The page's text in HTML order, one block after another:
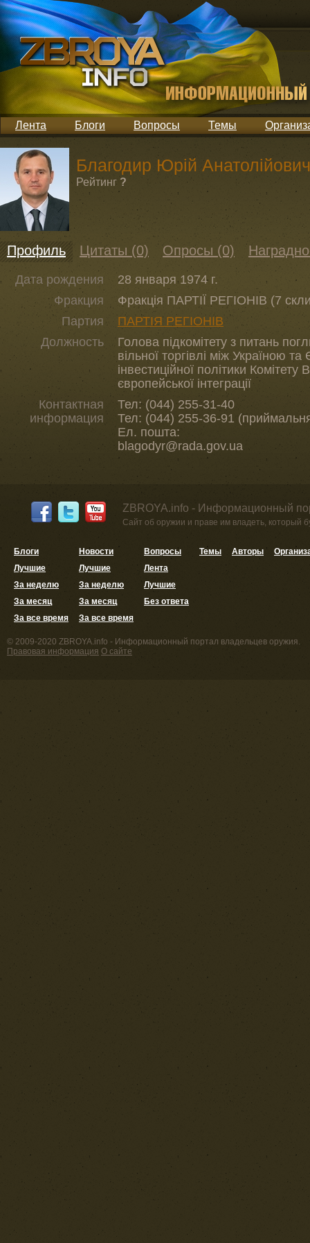
Лента Блоги Вопросы Темы
Благодир Юрій Анатолійович
Рейтинг ?
Профиль Цитаты (0) Опросы (0)
Дата рождения
28 января 1974 г.
Фракция
Фракція ПАРТІЇ РЕГІОНІВ (7
Партия
ПАРТІЯ РЕГІОНІВ
Должность
Голова підкомітету з питань
вільної торгівлі між Україною
інвестиційної політики
європейської інтеграції
Контактная
информация
Тел: (044) 255-31-40
Тел: (044) 255-36-91
Ел. пошта:
blagodyr@rada.gov.ua
ZBROYA.info - Информационный
Сайт об оружии и праве им владеть, который
Блоги
Лучшие
За неделю
За месяц
За все время
Новости
Лучшие
За неделю
За месяц
За все время
Вопросы
Лента
Лучшие
Без ответа
Темы Авторы
© 2009-2020 ZBROYA.info - Информационный портал владельцев оружия.
Правовая информация О сайте